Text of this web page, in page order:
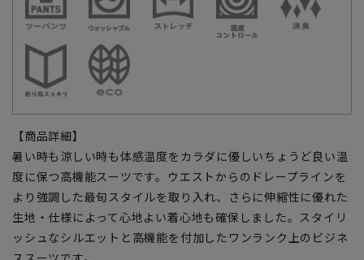
【商品詳細】
暑い時も涼しい時も体感温度をカラダに優しいちょうど良い温
度に保つ高機能スーツです。ウエストからのドレープラインを
より強調した最旬スタイルを取り入れ、さらに伸縮性に優れた
生地・仕様によって心地よい着心地も確保しました。スタイリ
ッシュなシルエットと高機能を付加したワンランク上のビジネ